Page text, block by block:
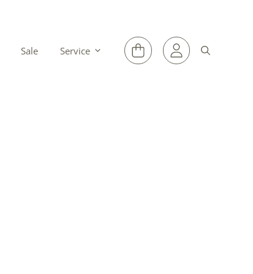
Sale Service